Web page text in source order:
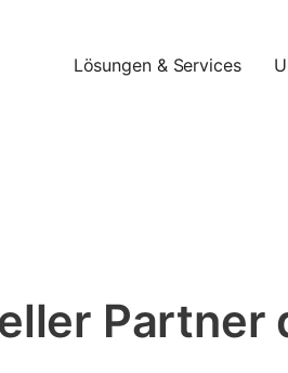
Lösungen & Services
Partner